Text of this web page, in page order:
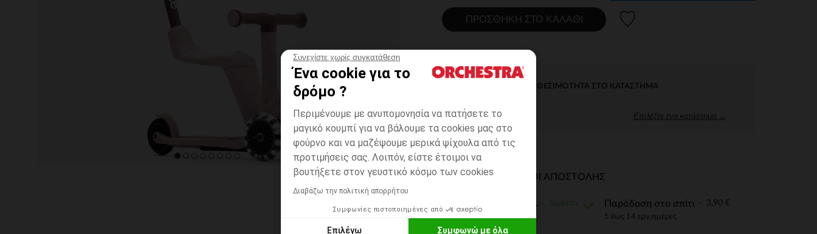
Συνεχίστε χωρίς συγκατάθεση
Ένα cookie για το
δρόμο ?
Περιμένουμε με ανυπομονησία να πατήσετε το
μαγικό κουμπί για να βάλουμε τα cookies μας στο
φούρνο και να μαζέψουμε μερικά ψίχουλα από τις
προτιμήσεις σας. Λοιπόν, είστε έτοιμοι να
βουτήξετε στον γευστικό κόσμο των cookies
Διαβάζω την πολιτική απορρήτου
Συμφωνίες πιστοποιημένες από
Επιλέγω Συμφωνώ με όλα
ΠΡΟΣΘΉΚΗ ΣΤΟ ΚΑΛΆΘΙ
ΆΜΕΣΗ ΔΙΑΘΕΣΙΜΌΤΗΤΑ ΣΤΟ ΚΑΤΆΣΤΗΜΑ
Επιλέξτε ένα κατάστημα →
ΔΙΑΘΈΣΙΜΟΙ ΤΡΌΠΟΙ ΑΠΟΣΤΟΛΉΣ
ΣΕ ΚΑΤΑΣΤΗΜΑ Παράδοση στο σπίτι 3,90 €
5 έως 14 εργ.ημέρες